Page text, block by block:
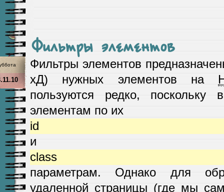
Фильтры элементов
Фильтры элементов
хД) нужных элементов на
пользуются редко, поскольку
элементам по их
id
и
class
параметрам. Однако для
удаленной страницы (где мы